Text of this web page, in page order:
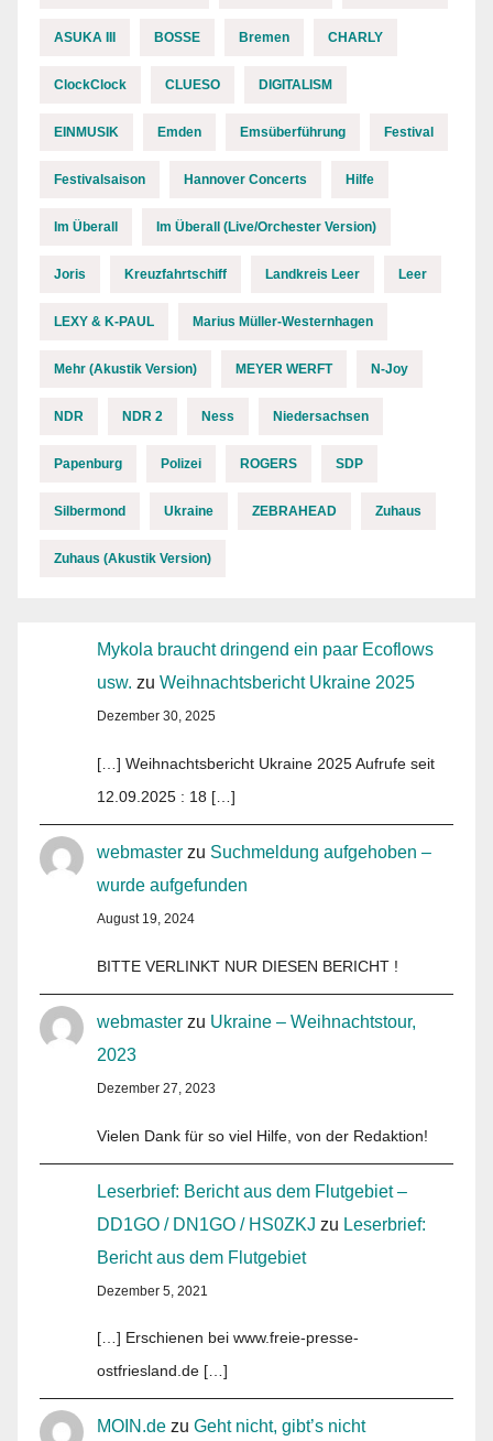
ASUKA III BOSSE Bremen CHARLY
ClockClock CLUESO DIGITALISM
EINMUSIK Emden Emsüberführung Festival
Festivalsaison Hannover Concerts Hilfe
Im Überall Im Überall (Live/Orchester Version)
Joris Kreuzfahrtschiff Landkreis Leer Leer
LEXY & K-PAUL Marius Müller-Westernhagen
Mehr (Akustik Version) MEYER WERFT N-Joy
NDR NDR 2 Ness Niedersachsen
Papenburg Polizei ROGERS SDP
Silbermond Ukraine ZEBRAHEAD Zuhaus
Zuhaus (Akustik Version)
Mykola braucht dringend ein paar Ecoflows
usw. zu Weihnachtsbericht Ukraine 2025
Dezember 30, 2025
[…] Weihnachtsbericht Ukraine 2025 Aufrufe seit
12.09.2025 : 18 […]
webmaster zu Suchmeldung aufgehoben –
wurde aufgefunden
August 19, 2024
BITTE VERLINKT NUR DIESEN BERICHT !
webmaster zu Ukraine – Weihnachtstour,
2023
Dezember 27, 2023
Vielen Dank für so viel Hilfe, von der Redaktion!
Leserbrief: Bericht aus dem Flutgebiet –
DD1GO / DN1GO / HS0ZKJ zu Leserbrief:
Bericht aus dem Flutgebiet
Dezember 5, 2021
[…] Erschienen bei www.freie-presse-
ostfriesland.de […]
MOIN.de zu Geht nicht, gibt’s nicht